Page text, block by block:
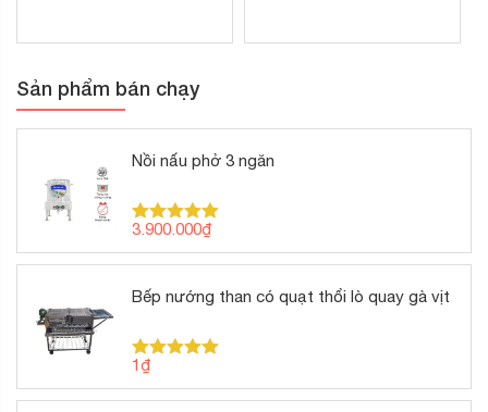
Sản phẩm bán chạy
Nồi nấu phở 3 ngăn
Được xếp
hạng5.00
5 sao
3.900.000₫
Bếp nướng than có quạt thổi lò quay gà vịt
Được xếp
hạng5.00
5 sao
1₫